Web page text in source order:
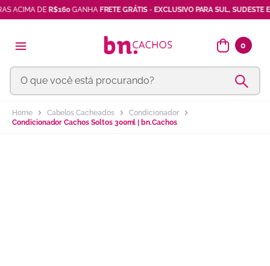
DE R$160GANHA FRETE GRÁTIS-EXCLUSIVO PARA SUL, SUDESTE E
0
O que você está procurando?
Cabelos Cacheados
Condicionador
Condicionador Cachos Soltos 300ml | bn.Cachos
7º óleos africanos
10 ativador cachos